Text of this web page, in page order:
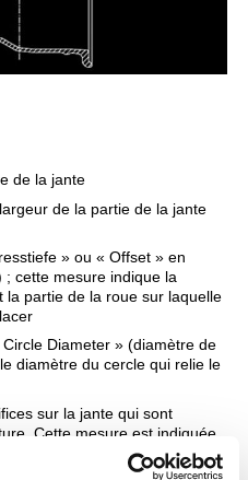
PARTENAIRES
DOWNLOAD AREA
de la jante
de la partie de la jante
» ou « Offset » en
cette mesure indique la
partie de la roue sur laquelle
Diameter » (diamètre de
diamètre du cercle qui relie le
sur la jante qui sont
Cette mesure est indiquée